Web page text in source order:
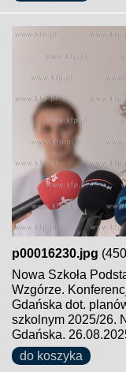
p00016230.jpg
Nowa Szkoła
Wzgórze.
Gdańska dot.
szkolnym 2025/26.
Gdańska.
do koszyka